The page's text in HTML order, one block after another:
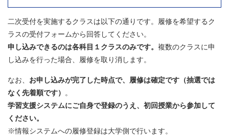
二次受付を実施するクラスは以下の通りです。履修を希望するク
ラスの受付フォームから回答してください。
申し込みできるのは各科目１クラスのみです。 複数のクラスに申
し込みを行った場合、履修を取り消します。
なお、 お申し込みが完了した時点で、履修は確定です（抽選では
なく先着順です） 。
学習支援システムにご自身で登録のうえ、初回授業から参加して
ください。
※情報システムへの履修登録は大学側で行います。